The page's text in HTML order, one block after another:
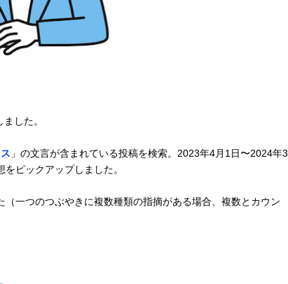
ました。
」の文言が含まれている投稿を検索。2023年4月1日〜2024年3
ピックアップしました。
一つのつぶやきに複数種類の指摘がある場合、複数とカウン